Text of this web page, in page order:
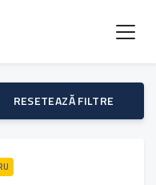
RESETEAZĂ FILTRE